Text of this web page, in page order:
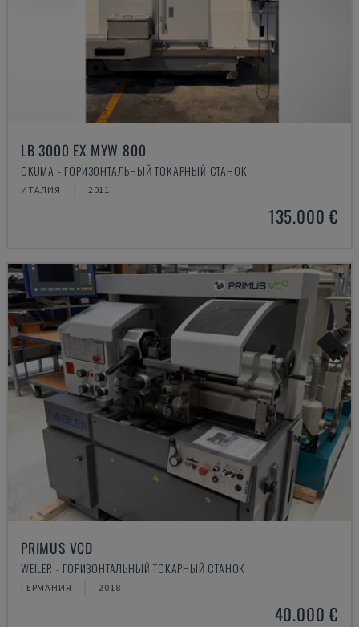
LB 3000 EX MYW 800
OKUMA - ГОРИЗОНТАЛЬНЫЙ ТОКАРНЫЙ СТАНОК
ИТАЛИЯ 2011
135.000 €
PRIMUS VCD
WEILER - ГОРИЗОНТАЛЬНЫЙ ТОКАРНЫЙ СТАНОК
ГЕРМАНИЯ 2018
40.000 €